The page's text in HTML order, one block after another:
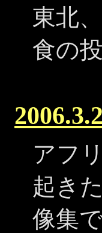
東北
食の
アフ
起き
像集